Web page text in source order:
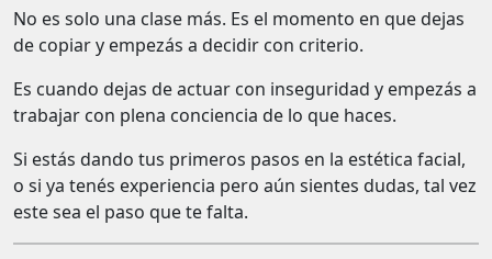
No es solo una clase más. Es el momento en que dejas
de copiar y empezás a decidir con criterio.
Es cuando dejas de actuar con inseguridad y empezás a
trabajar con plena conciencia de lo que haces.
Si estás dando tus primeros pasos en la estética facial,
o si ya tenés experiencia pero aún sientes dudas, tal vez
este sea el paso que te falta.